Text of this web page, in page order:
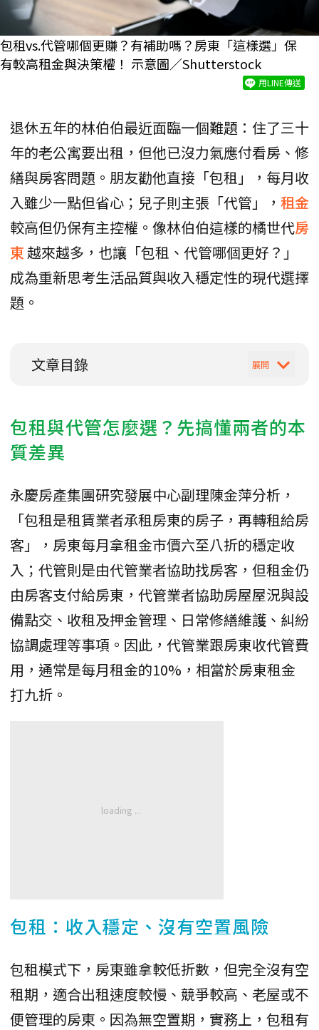
包租vs.代管哪個更賺？有補助嗎？房東「這樣選」保
有較高租金與決策權！ 示意圖／Shutterstock
用LINE傳送
退休五年的林伯伯最近面臨一個難題：住了三十
年的老公寓要出租，但他已沒力氣應付看房、修
繕與房客問題。朋友勸他直接「包租」，每月收
入雖少一點但省心；兒子則主張「代管」， 租金
較高但仍保有主控權。像林伯伯這樣的橘世代房
東越來越多，也讓「包租、代管哪個更好？」
成為重新思考生活品質與收入穩定性的現代選擇
題。
文章目錄
包租與代管怎麼選？先搞懂兩者的本
質差異
永慶房產集團研究發展中心副理陳金萍分析，
「包租是租賃業者承租房東的房子，再轉租給房
客」，房東每月拿租金市價六至八折的穩定收
入；代管則是由代管業者協助找房客，但租金仍
由房客支付給房東，代管業者協助房屋屋況與設
備點交、收租及押金管理、日常修繕維護、糾紛
協調處理等事項。因此，代管業跟房東收代管費
用，通常是每月租金的10%，相當於房東租金
打九折。
包租：收入穩定、沒有空置風險
包租模式下，房東雖拿較低折數，但完全沒有空
租期，適合出租速度較慢、競爭較高、老屋或不
便管理的房東。因為無空置期，實務上，包租有